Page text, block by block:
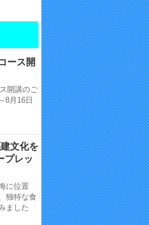
ース開
開講のご
8月16日
文化を
プレッ
に位置
独特な食
ました